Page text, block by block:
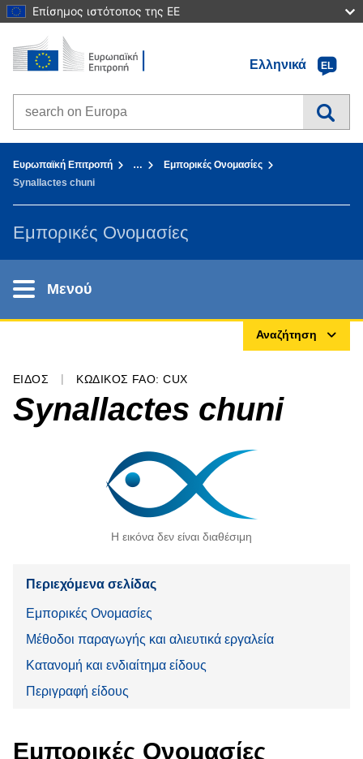
Επίσημος ιστότοπος της ΕΕ
Πηγαίνετε στο περιεχόμενο
Αρχική σελίδα - Ευρωπαϊκή Επιτροπή
Ελληνικά
EL
Search on Europa websites
Ευρωπαϊκή Επιτροπή …
Εμπορικές Ονομασίες
Synallactes chuni
Εμπορικές Ονομασίες
Μενού
Αναζήτηση
ΕΊΔΟΣ ΚΩΔΙΚΌΣ FAO: CUX
Synallactes chuni
Η εικόνα δεν είναι διαθέσιμη
Περιεχόμενα σελίδας
Εμπορικές Ονομασίες
Μέθοδοι παραγωγής και αλιευτικά εργαλεία
Κατανομή και ενδιαίτημα είδους
Περιγραφή είδους
Εμπορικές Ονομασίες